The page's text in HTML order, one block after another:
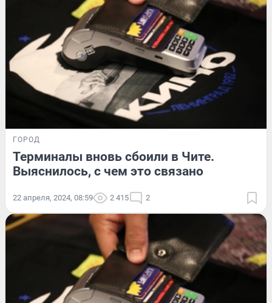
ГОРОД
Терминалы вновь сбоили в Чите.
Выяснилось, с чем это связано
22 апреля, 2024, 08:59 2 415 2